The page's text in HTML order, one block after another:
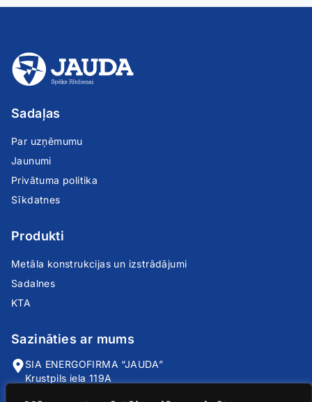
Sadaļas
Par uzņēmumu
Jaunumi
Privātuma politika
Sīkdatnes
Produkti
Metāla konstrukcijas un izstrādājumi
Sadalnes
KTA
Sazināties ar mums
SIA ENERGOFIRMA “JAUDA”
Krustpils iela 119A